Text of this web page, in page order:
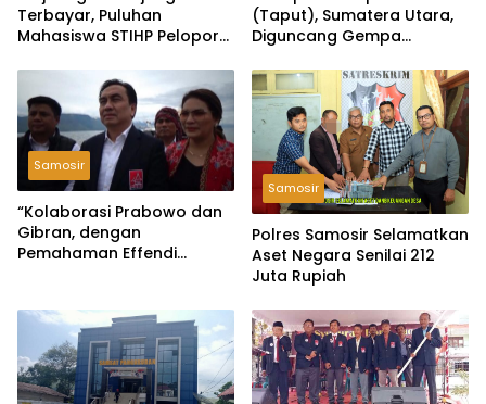
Terbayar, Puluhan
Mahasiswa STIHP Pelopor
Skripsi
(Taput), Sumatera Utara,
Diguncang Gempa
Samosir
“Kolaborasi Prabowo dan
Gibran, dengan
Pemahaman Effendi
yang Bertanggung Jawab”
Samosir
Polres Samosir Selamatkan
Aset Negara Senilai 212
Juta Rupiah